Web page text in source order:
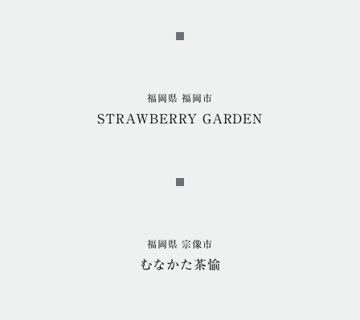
福岡県 福岡市
STRAWBERRY GARDEN
福岡県 宗像市
むなかた茶愉